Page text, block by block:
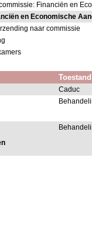
Financiën en
en Economische
naar commissie
Toestand
Caduc